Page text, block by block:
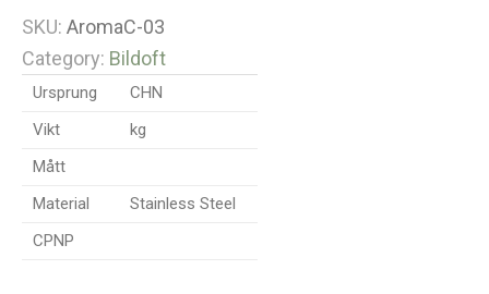
SKU: AromaC-03
Category: Bildoft
Ursprung
CHN
Vikt
kg
Mått
Material
Stainless Steel
CPNP